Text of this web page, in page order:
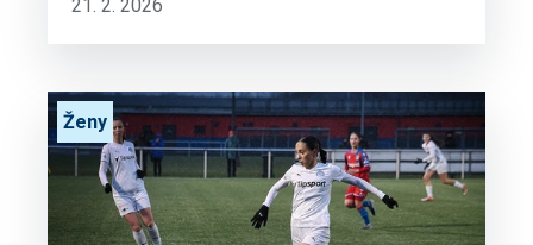
21. 2. 2026
Ženy